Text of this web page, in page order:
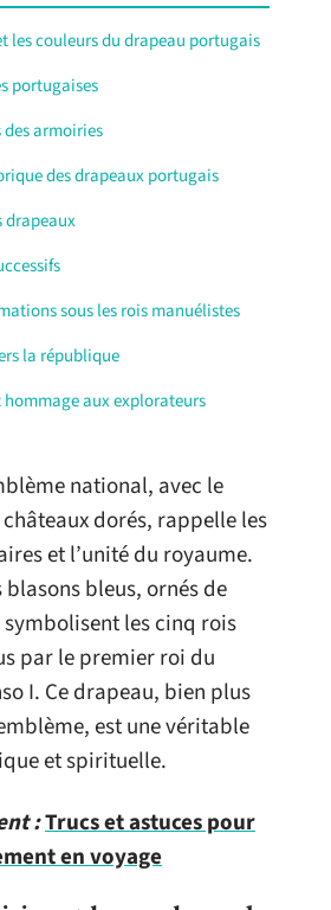
les couleurs du drapeau portugais
portugaises
des armoiries
des drapeaux portugais
drapeaux
sous les rois manuélistes
la république
aux explorateurs
national, avec le
dorés, rappelle les
et l’unité du royaume.
bleus, ornés de
les cinq rois
par le premier roi du
I. Ce drapeau, bien plus
est une véritable
et spirituelle.
:Trucs et astuces pour
en voyage